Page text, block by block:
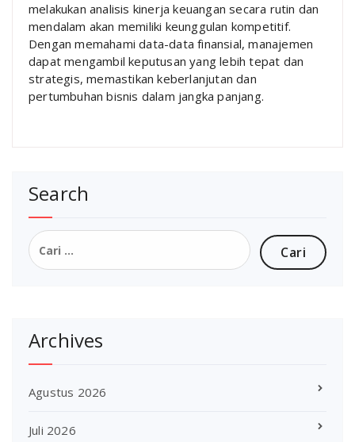
melakukan analisis kinerja keuangan secara rutin dan
mendalam akan memiliki keunggulan kompetitif.
Dengan memahami data-data finansial, manajemen
dapat mengambil keputusan yang lebih tepat dan
strategis, memastikan keberlanjutan dan
pertumbuhan bisnis dalam jangka panjang.
Search
Cari
untuk:
Archives
Agustus 2026
Juli 2026